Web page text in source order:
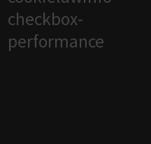
checkbox-
performance